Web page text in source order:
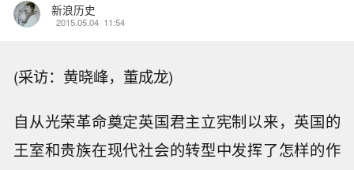
新浪历史
2015.05.04 11:54
(采访：黄晓峰，董成龙)
自从光荣革命奠定英国君主立宪制以来，英国的
王室和贵族在现代社会的转型中发挥了怎样的作